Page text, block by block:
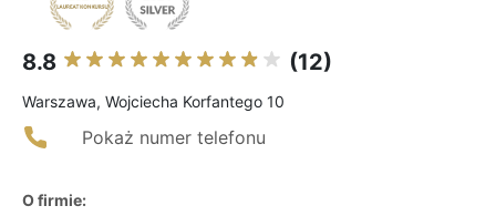
8.8 (12)
Warszawa, Wojciecha Korfantego 10
Pokaż numer telefonu
O firmie: